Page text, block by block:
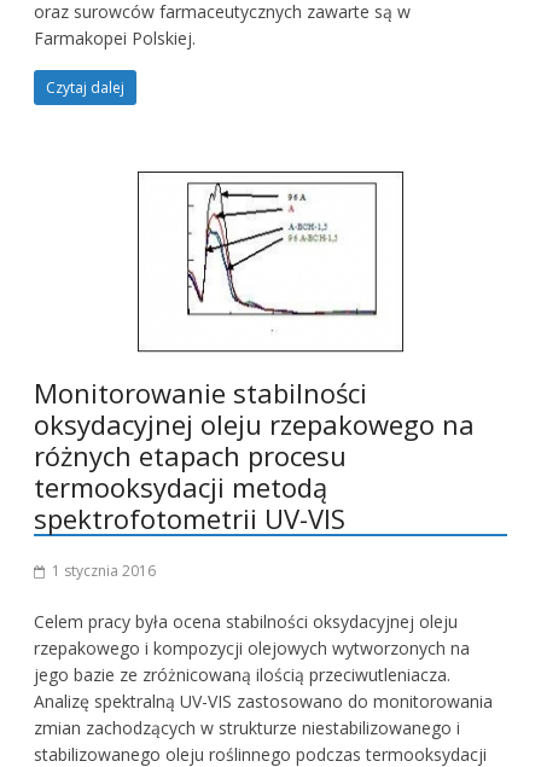
oraz surowców farmaceutycznych zawarte są w
Farmakopei Polskiej.
Czytaj dalej
Monitorowanie stabilności
oksydacyjnej oleju rzepakowego na
różnych etapach procesu
termooksydacji metodą
spektrofotometrii UV-VIS
1 stycznia 2016
Celem pracy była ocena stabilności oksydacyjnej oleju
rzepakowego i kompozycji olejowych wytworzonych na
jego bazie ze zróżnicowaną ilością przeciwutleniacza.
Analizę spektralną UV-VIS zastosowano do monitorowania
zmian zachodzących w strukturze niestabilizowanego i
stabilizowanego oleju roślinnego podczas termooksydacji